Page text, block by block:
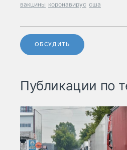
вакцины коронавирус сша
ОБСУДИТЬ
Публикации по